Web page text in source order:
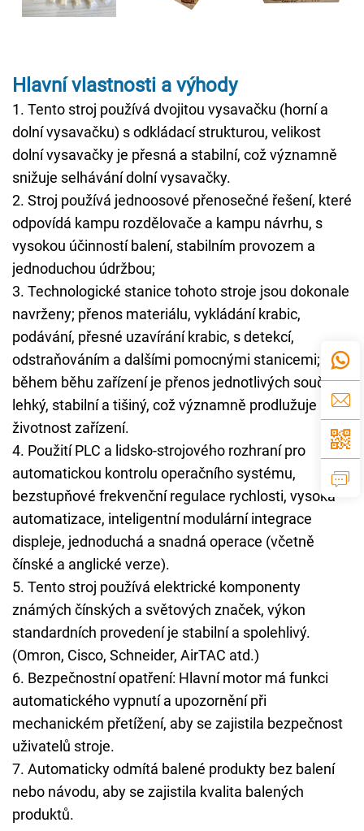
Hlavní vlastnosti a výhody
1. Tento stroj používá dvojitou vysavačku (horní a
dolní vysavačku) s odkládací strukturou, velikost
dolní vysavačky je přesná a stabilní, což významně
snižuje selhávání dolní vysavačky.
2. Stroj používá jednoosové přenosečné řešení, které
odpovídá kampu rozdělovače a kampu návrhu, s
vysokou účinností balení, stabilním provozem a
jednoduchou údržbou;
3. Technologické stanice tohoto stroje jsou dokonale
navrženy; přenos materiálu, vykládání krabic,
podávání, přesné uzavírání krabic, s detekcí,
odstraňováním a dalšími pomocnými stanicemi;
během běhu zařízení je přenos jednotlivých součástí
lehký, stabilní a tišiný, což významně prodlužuje
životnost zařízení.
4. Použití PLC a lidsko-strojového rozhraní pro
automatickou kontrolu operačního systému,
bezstupňové frekvenční regulace rychlosti, vysoká
automatizace, inteligentní modulární integrace
displeje, jednoduchá a snadná operace (včetně
čínské a anglické verze).
5. Tento stroj používá elektrické komponenty
známých čínských a světových značek, výkon
standardních provedení je stabilní a spolehlivý.
(Omron, Cisco, Schneider, AirTAC atd.)
6. Bezpečnostní opatření: Hlavní motor má funkci
automatického vypnutí a upozornění při
mechanickém přetížení, aby se zajistila bezpečnost
uživatelů stroje.
7. Automaticky odmítá balené produkty bez balení
nebo návodu, aby se zajistila kvalita balených
produktů.